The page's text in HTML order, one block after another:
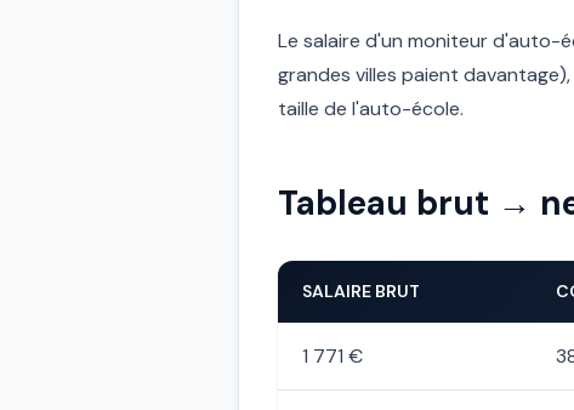
Le salaire d'un moniteur d'auto-
grandes villes paient
taille de l'auto-école.
Tableau brut →
SALAIRE BRUT
1 771 €